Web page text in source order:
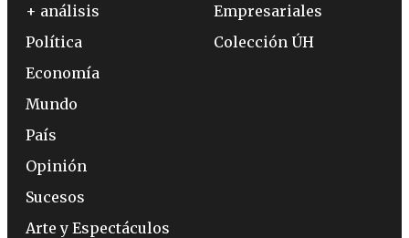
+ análisis
Política
Economía
Mundo
País
Opinión
Sucesos
Arte y Espectáculos
Empresariales
Colección ÚH